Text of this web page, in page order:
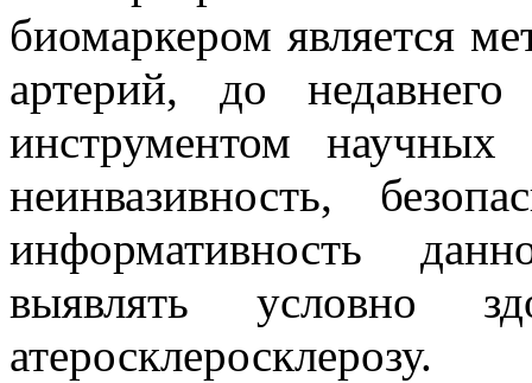
биомаркером является
артерий, до
инструментом научных
неинвазивность,
информативность
выявлять условно
атеросклеросклерозу.